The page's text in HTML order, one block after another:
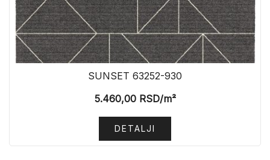
SUNSET 63252-930
5.460,00RSD/m²
DETALJI